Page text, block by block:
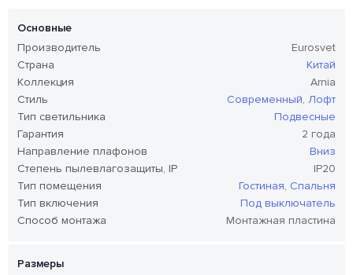
Основные
Производитель
Eurosvet
Страна
Китай
Коллекция
Arnia
Стиль
Современный, Лофт
Тип светильника
Подвесные
Гарантия
2 года
Направление плафонов
Вниз
Степень пылевлагозащиты, IP
IP20
Тип помещения
Гостиная, Спальня
Тип включения
Под выключатель
Способ монтажа
Монтажная пластина
Размеры